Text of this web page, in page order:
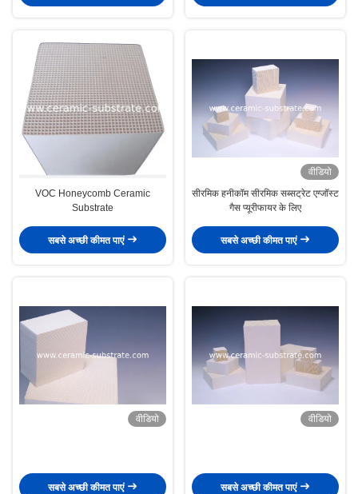
VOC Honeycomb Ceramic
Substrate
सबसे अच्छी कीमत पाएं
वीडियो
सीरमिक हनीकॉम सीरमिक सब्सट्रेट एग्जॉस्ट
गैस प्यूरीफायर के लिए
सबसे अच्छी कीमत पाएं
वीडियो
सबसे अच्छी कीमत पाएं
वीडियो
सबसे अच्छी कीमत पाएं